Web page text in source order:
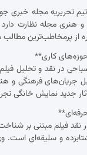
۱۳۹۹ به تیم تحریریه
هنری مجله نظارت
از پرمخاطب‌ترین
کاری**
در نقد و تحلیل
جریان‌های فرهنگی
جدید نمایش خانگی
نقد فیلم مبتنی بر
و سلیقه‌ای است. وی